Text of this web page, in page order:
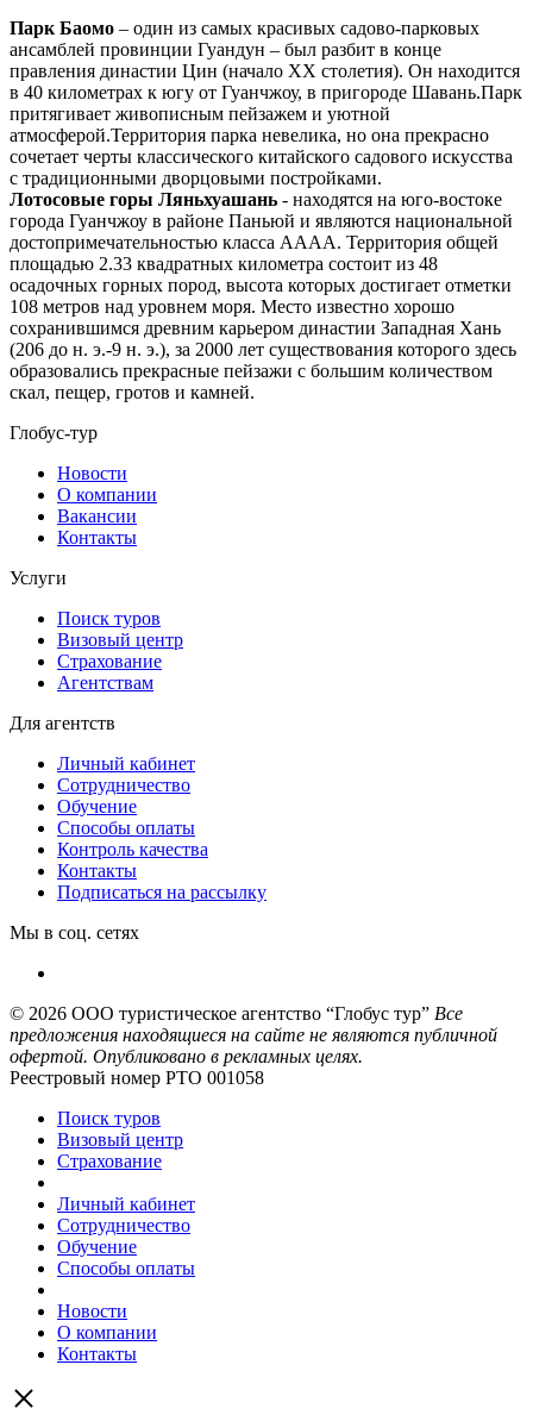
Парк Баомо – один из самых красивых садово-парковых
ансамблей провинции Гуандун – был разбит в конце
правления династии Цин (начало ХХ столетия). Он находится
в 40 километрах к югу от Гуанчжоу, в пригороде Шавань.Парк
притягивает живописным пейзажем и уютной
атмосферой.Территория парка невелика, но она прекрасно
сочетает черты классического китайского садового искусства
с традиционными дворцовыми постройками.
Лотосовые горы Ляньхуашань - находятся на юго-востоке
города Гуанчжоу в районе Паньюй и являются национальной
достопримечательностью класса AAAA. Территория общей
площадью 2.33 квадратных километра состоит из 48
осадочных горных пород, высота которых достигает отметки
108 метров над уровнем моря. Место известно хорошо
сохранившимся древним карьером династии Западная Хань
(206 до н. э.-9 н. э.), за 2000 лет существования которого здесь
образовались прекрасные пейзажи с большим количеством
скал, пещер, гротов и камней.
Глобус-тур
Новости
О компании
Вакансии
Контакты
Услуги
Поиск туров
Визовый центр
Страхование
Агентствам
Для агентств
Личный кабинет
Сотрудничество
Обучение
Способы оплаты
Контроль качества
Контакты
Подписаться на рассылку
Мы в соц. сетях
© 2026 ООО туристическое агентство “Глобус тур” Все
предложения находящиеся на сайте не являются публичной
офертой. Опубликовано в рекламных целях.
Реестровый номер РТО 001058
Поиск туров
Визовый центр
Страхование
Личный кабинет
Сотрудничество
Обучение
Способы оплаты
Новости
О компании
Контакты